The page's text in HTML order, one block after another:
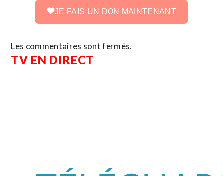
JE FAIS UN DON MAINTENANT
Les commentaires sont fermés.
TV EN DIRECT